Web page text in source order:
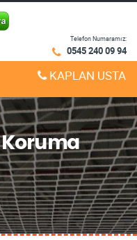
Telefon Numaramız:
0545 240 09 94
KAPLAN USTA